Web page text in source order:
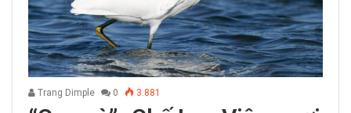
Trang Dimple 0 3.881